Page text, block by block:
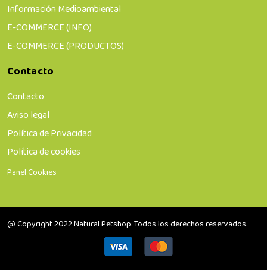
Información Medioambiental
E-COMMERCE (INFO)
E-COMMERCE (PRODUCTOS)
Contacto
Contacto
Aviso legal
Política de Privacidad
Política de cookies
Panel Cookies
@ Copyright 2022 Natural Petshop. Todos los derechos reservados.